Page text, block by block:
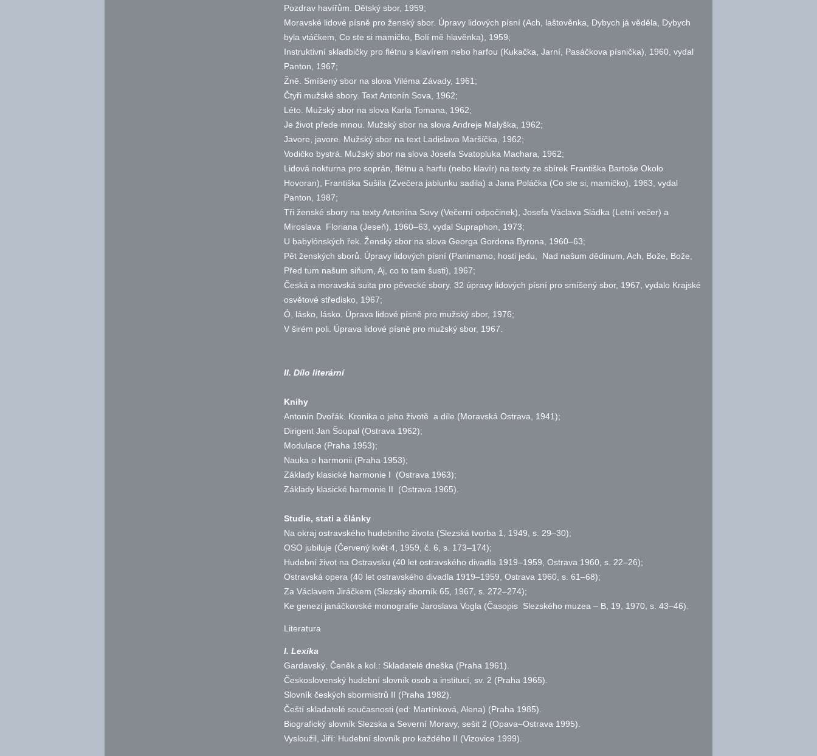
Pozdrav havířům. Dětský sbor, 1959;
Moravské lidové písně pro ženský sbor. Úpravy lidových písní (Ach, laštověnka, Dybych já věděla, Dybych
byla vtáčkem, Co ste si mamičko, Bolí mě hlavěnka), 1959;
Instruktivní skladbičky pro flétnu s klavírem nebo harfou (Kukačka, Jarní, Pasáčkova písnička), 1960, vydal
Panton, 1967;
Žně. Smíšený sbor na slova Viléma Závady, 1961;
Čtyři mužské sbory. Text Antonín Sova, 1962;
Léto. Mužský sbor na slova Karla Tomana, 1962;
Je život přede mnou. Mužský sbor na slova Andreje Malyška, 1962;
Javore, javore. Mužský sbor na text Ladislava Maršíčka, 1962;
Vodičko bystrá. Mužský sbor na slova Josefa Svatopluka Machara, 1962;
Lidová nokturna pro soprán, flétnu a harfu (nebo klavír) na texty ze sbírek Františka Bartoše Okolo
Hovoran), Františka Sušila (Zvečera jablunku sadila) a Jana Poláčka (Co ste si, mamičko), 1963, vydal
Panton, 1987;
Tři ženské sbory na texty Antonína Sovy (Večerní odpočinek), Josefa Václava Sládka (Letní večer) a
Miroslava Floriana (Jeseň), 1960–63, vydal Supraphon, 1973;
U babylónských řek. Ženský sbor na slova Georga Gordona Byrona, 1960–63;
Pět ženských sborů. Úpravy lidových písní (Panimamo, hosti jedu, Nad našum dědinum, Ach, Bože, Bože,
Před tum našum siňum, Aj, co to tam šusti), 1967;
Česká a moravská suita pro pěvecké sbory. 32 úpravy lidových písní pro smíšený sbor, 1967, vydalo Krajské
osvětové středisko, 1967;
Ó, lásko, lásko. Úprava lidové písně pro mužský sbor, 1976;
V širém poli. Úprava lidové písně pro mužský sbor, 1967.
II. Dílo literární
Knihy
Antonín Dvořák. Kronika o jeho životě a díle (Moravská Ostrava, 1941);
Dirigent Jan Šoupal (Ostrava 1962);
Modulace (Praha 1953);
Nauka o harmonii (Praha 1953);
Základy klasické harmonie I (Ostrava 1963);
Základy klasické harmonie II (Ostrava 1965).
Studie, stati a články
Na okraj ostravského hudebního života (Slezská tvorba 1, 1949, s. 29–30);
OSO jubiluje (Červený květ 4, 1959, č. 6, s. 173–174);
Hudební život na Ostravsku (40 let ostravského divadla 1919–1959, Ostrava 1960, s. 22–26);
Ostravská opera (40 let ostravského divadla 1919–1959, Ostrava 1960, s. 61–68);
Za Václavem Jiráčkem (Slezský sborník 65, 1967, s. 272–274);
Ke genezi janáčkovské monografie Jaroslava Vogla (Časopis Slezského muzea – B, 19, 1970, s. 43–46).
Literatura
I. Lexika
Gardavský, Čeněk a kol.: Skladatelé dneška (Praha 1961).
Československý hudební slovník osob a institucí, sv. 2 (Praha 1965).
Slovník českých sbormistrů II (Praha 1982).
Čeští skladatelé současnosti (ed: Martínková, Alena) (Praha 1985).
Biografický slovník Slezska a Severní Moravy, sešit 2 (Opava–Ostrava 1995).
Vysloužil, Jiří: Hudební slovník pro každého II (Vizovice 1999).